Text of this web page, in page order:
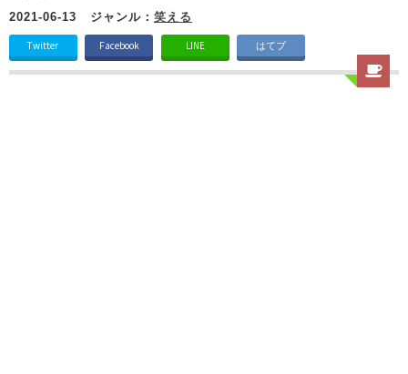
2021-06-13 ジャンル： 笑える
Twitter Facebook LINE はてブ